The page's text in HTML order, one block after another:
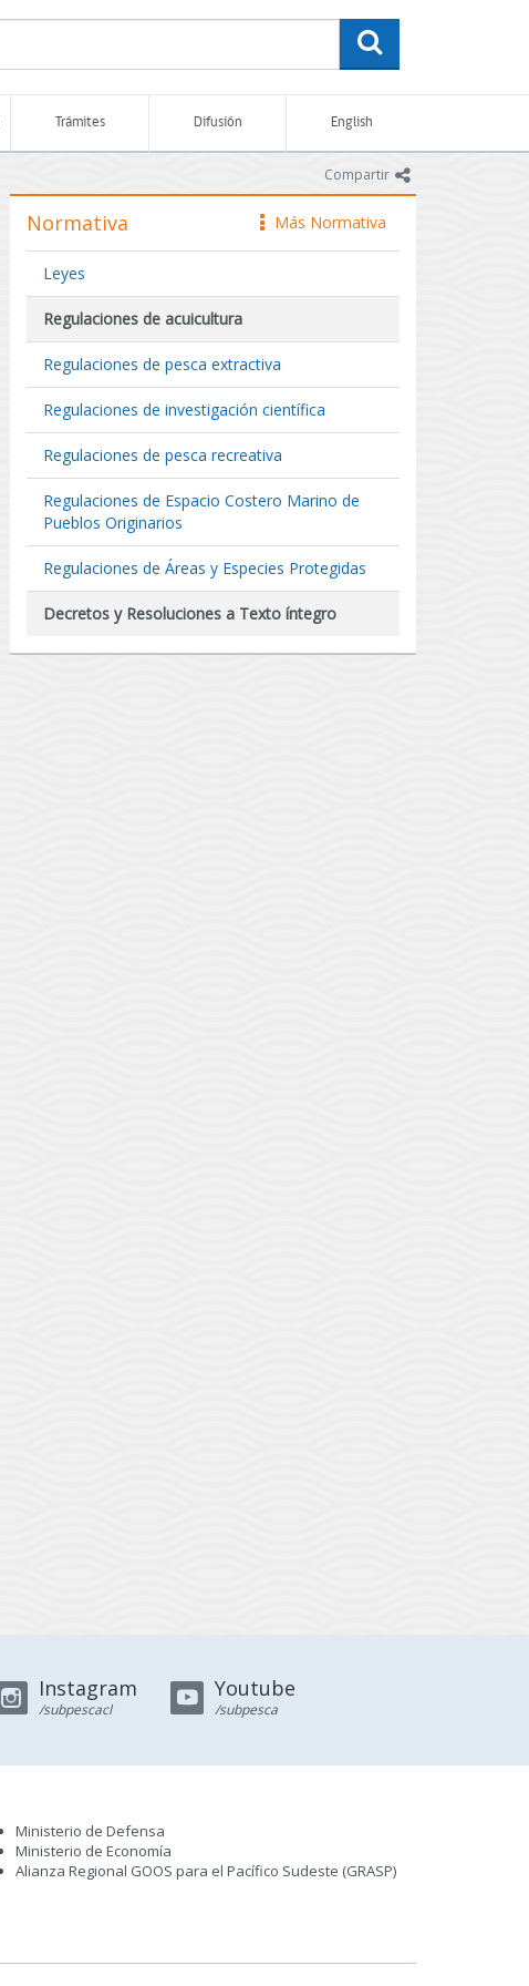
Trámites Difusión English
Compartir icono
icono
Más Normativa
Normativa
Leyes
Regulaciones de acuicultura
Regulaciones de pesca extractiva
Regulaciones de investigación científica
Regulaciones de pesca recreativa
Regulaciones de Espacio Costero Marino de
Pueblos Originarios
Regulaciones de Áreas y Especies Protegidas
Decretos y Resoluciones a Texto íntegro
Instagram
/subpescacl
Youtube
/subpesca
Ministerio de Defensa
Ministerio de Economía
Alianza Regional GOOS para el Pacífico Sudeste (GRASP)